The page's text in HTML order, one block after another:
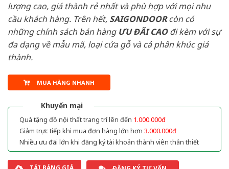
lượng cao, giá thành rẻ nhất và phù hợp với mọi nhu
cầu khách hàng. Trên hết, SAIGONDOORcòn có
những chính sách bán hàng ƯU ĐÃI CAOđi kèm với sự
đa dạng về mẫu mã, loại cửa gỗ và cả phân khúc giá
thành.
MUA HÀNG NHANH
Khuyến mại
Quà tặng đồ nội thất trang trí lên đến 1.000.000đ
Giảm trực tiếp khi mua đơn hàng lớn hơn 3.000.000đ
Nhiều ưu đãi lớn khi đăng ký tài khoản thành viên thân thiết